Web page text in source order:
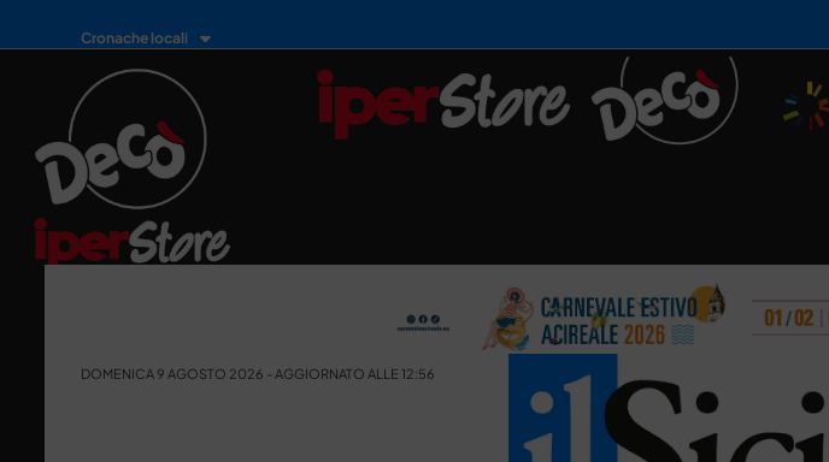
Cronache locali
DOMENICA 9 AGOSTO 2026 - AGGIORNATO ALLE 12:56